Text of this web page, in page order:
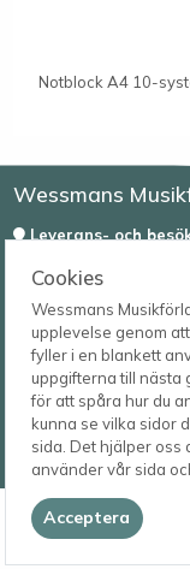
Cookies
Wessmans
upplevelse genom
fyller i en blankett
uppgifterna till nästa
för att spåra hur du
kunna se vilka sidor
sida. Det hjälper oss
använder vår sida
Acceptera
Notblock A4 10-
Wessmans
Leverans- och
621 41 VISBY
Postadress
Box 1253
621 23 VISBY
© 2026
Wessmans Musikförlag
2026.4.1.22754